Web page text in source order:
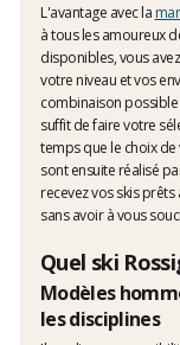
L'avantage avec la
à tous les amoureux
disponibles, vous
votre niveau et vos
combinaison possible
suffit de faire votre
temps que le choix de
sont ensuite réalisé
recevez vos skis
sans avoir à vous
Quel ski
Modèles
les disciplines